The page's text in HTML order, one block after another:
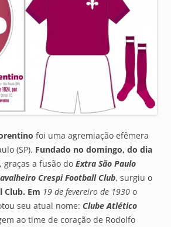
foi uma agremiação efêmera
(SP). Fundado no domingo, do dia
, graças a fusão do Extra São Paulo
Crespi Football Club, surgiu o
Club. Em 19 de fevereiro de 1930 o
seu atual nome: Clube Atlético
ao time de coração de Rodolfo